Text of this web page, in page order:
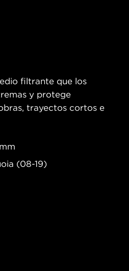
filtrante que los
y protege
trayectos cortos e
(08-19)